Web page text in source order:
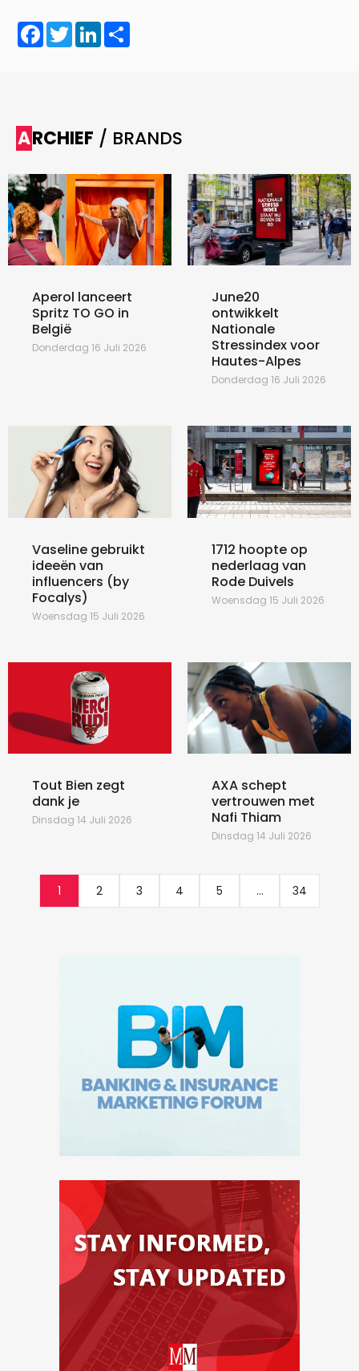
Facebook
TwitterLinkedIn
ARCHIEF / BRANDS
Aperol lanceert
Spritz TO GO in
België
Donderdag 16 Juli 2026
June20
ontwikkelt
Nationale
Stressindex voor
Hautes-Alpes
Donderdag 16 Juli 2026
Vaseline gebruikt
ideeën van
influencers (by
Focalys)
Woensdag 15 Juli 2026
1712 hoopte op
nederlaag van
Rode Duivels
Woensdag 15 Juli 2026
Tout Bien zegt
dank je
Dinsdag 14 Juli 2026
AXA schept
vertrouwen met
Nafi Thiam
Dinsdag 14 Juli 2026
1 2 3 4 5 ... 34